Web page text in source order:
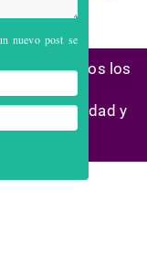
nuevo post se
Todos los
privacidad y
ayuda